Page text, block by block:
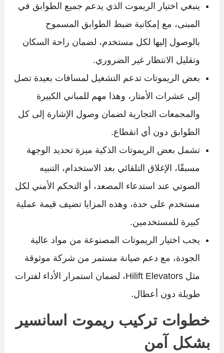
ينبغي اختيار الريموت الذي يدعم جميع الطوابق في
المبنى، مع إمكانية ضبط الطوابق المسموح
بالوصول إليها لكل مستخدم، لضمان راحة السكان
وتقليل الانتظار غير الضروري.
بعض الريموتات تدعم التشغيل لمسافات بعيدة تصل
إلى عشرات الأمتار، وهذا مهم للمباني الكبيرة
والمجمعات التجارية لضمان وصول الإشارة إلى كل
الطوابق دون أي انقطاع.
تشمل بعض الريموتات الذكية ميزة تحديد الوجهة
مسبقًا، الإغلاق التلقائي بعد الاستخدام، التنبيه
الصوتي عند استدعاء المصعد، أو التحكم الأمني لكل
مستخدم على حدة، وهذه المزايا تضيف قيمة عملية
كبيرة للمستخدمين.
يجب اختيار الريموتات المصنوعة من مواد عالية
الجودة، مع دعم صيانة مستمر من شركة موثوقة
مثل Hilift Elevators، لضمان استمرار الأداء لفترات
طويلة دون أعطال.
خطوات تركيب ريموت اسانسير
بشكل آمن